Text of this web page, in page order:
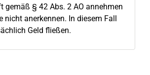
gemäß § 42 Abs. 2 AO annehmen
nicht anerkennen. In diesem Fall
Geld fließen.